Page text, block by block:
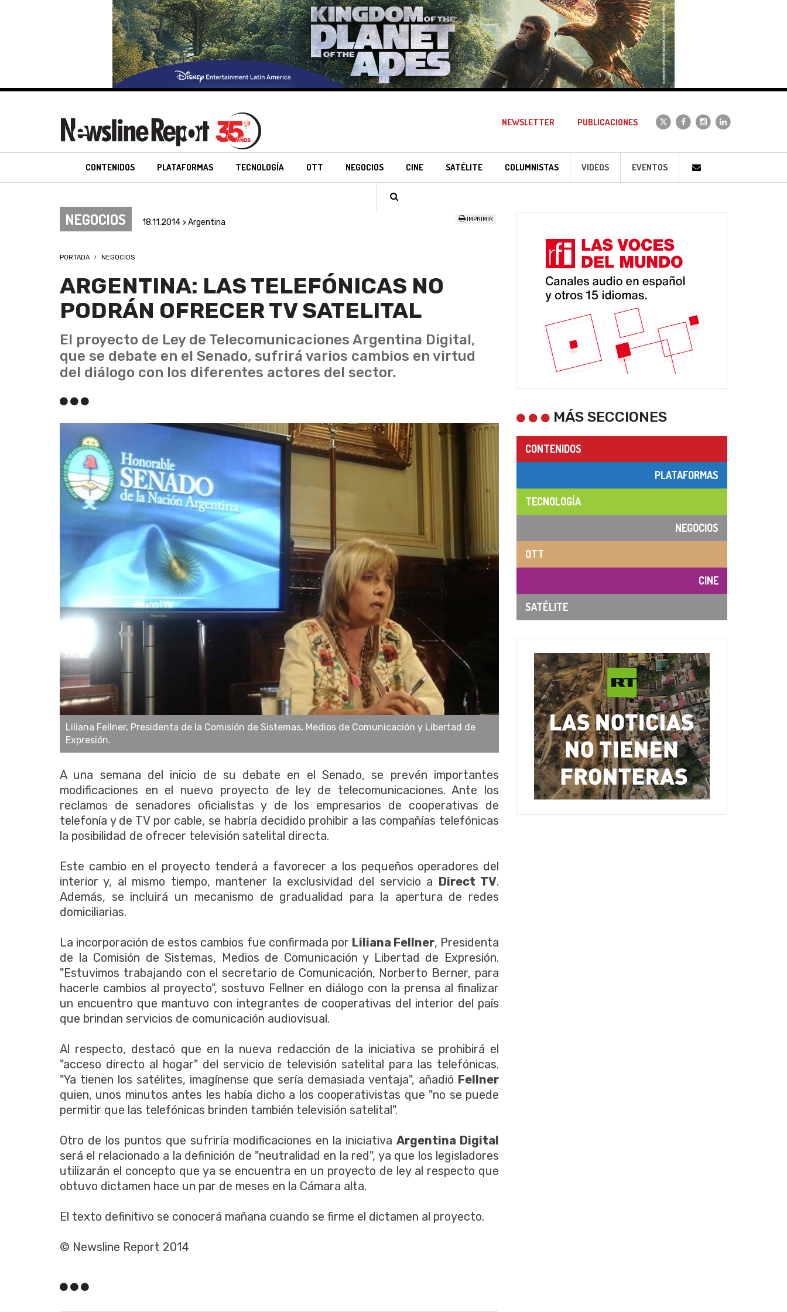
NEWSLETTER PUBLICACIONES
CONTENIDOS PLATAFORMAS TECNOLOGÍA OTT NEGOCIOS CINE SATÉLITE COLUMNISTAS VIDEOS EVENTOS
NEGOCIOS 18.11.2014 > Argentina IMPRIMIR
PORTADA NEGOCIOS
ARGENTINA: LAS TELEFÓNICAS NO
PODRÁN OFRECER TV SATELITAL
El proyecto de Ley de Telecomunicaciones Argentina Digital,
que se debate en el Senado, sufrirá varios cambios en virtud
del diálogo con los diferentes actores del sector.
Liliana Fellner, Presidenta de la Comisión de Sistemas, Medios de Comunicación y Libertad de
Expresión.
A una semana del inicio de su debate en el Senado, se prevén importantes
modificaciones en el nuevo proyecto de ley de telecomunicaciones. Ante los
reclamos de senadores oficialistas y de los empresarios de cooperativas de
telefonía y de TV por cable, se habría decidido prohibir a las compañías telefónicas
la posibilidad de ofrecer televisión satelital directa.
Este cambio en el proyecto tenderá a favorecer a los pequeños operadores del
interior y, al mismo tiempo, mantener la exclusividad del servicio a Direct TV.
Además, se incluirá un mecanismo de gradualidad para la apertura de redes
domiciliarias.
La incorporación de estos cambios fue confirmada por Liliana Fellner, Presidenta
de la Comisión de Sistemas, Medios de Comunicación y Libertad de Expresión.
"Estuvimos trabajando con el secretario de Comunicación, Norberto Berner, para
hacerle cambios al proyecto", sostuvo Fellner en diálogo con la prensa al finalizar
un encuentro que mantuvo con integrantes de cooperativas del interior del país
que brindan servicios de comunicación audiovisual.
Al respecto, destacó que en la nueva redacción de la iniciativa se prohibirá el
"acceso directo al hogar" del servicio de televisión satelital para las telefónicas.
"Ya tienen los satélites, imagínense que sería demasiada ventaja", añadió Fellner
quien, unos minutos antes les había dicho a los cooperativistas que "no se puede
permitir que las telefónicas brinden también televisión satelital".
Otro de los puntos que sufriría modificaciones en la iniciativa Argentina Digital
será el relacionado a la definición de "neutralidad en la red", ya que los legisladores
utilizarán el concepto que ya se encuentra en un proyecto de ley al respecto que
obtuvo dictamen hace un par de meses en la Cámara alta.
El texto definitivo se conocerá mañana cuando se firme el dictamen al proyecto.
© Newsline Report 2014
MÁS SECCIONES
CONTENIDOS
PLATAFORMAS
TECNOLOGÍA
NEGOCIOS
OTT
CINE
SATÉLITE